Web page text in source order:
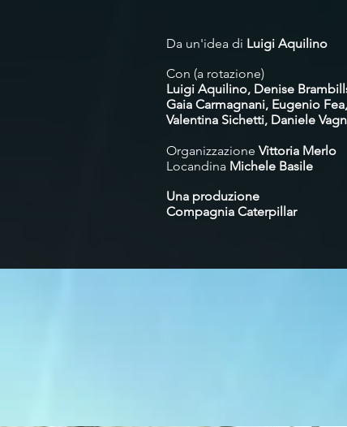
Da un'idea di Luigi Aquilino
Con (a rotazione)
Luigi Aquilino, Denise
Gaia Carmagnani, Eugenio Fea,
Valentina Sichetti, Daniele
Organizzazione Vittoria Merlo
Locandina Michele Basile
Una produzione
Compagnia Caterpillar